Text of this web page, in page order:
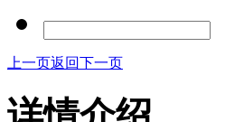
上一页返回下一页